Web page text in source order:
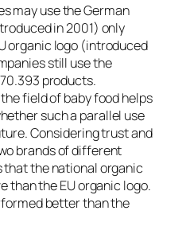
may use the German
in 2001) only
organic logo (introduced
still use the
products.
field of baby food helps
such a parallel use
Considering trust and
brands of different
the national organic
than the EU organic logo.
better than the